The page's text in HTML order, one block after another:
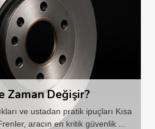
Zaman Değişir?
ve ustadan pratik ipuçları Kısa
aracın en kritik güvenlik ...